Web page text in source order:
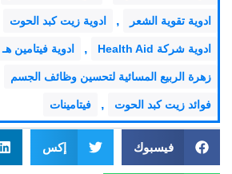
ادوية تقوية الشعر , ادوية زيت كبد الحوت
ادوية شركة Health Aid , ادوية فيتامين هـ
زهرة الربيع المسائية لتحسين وظائف الجسم
فوائد زيت كبد الحوت , فيتامينات
فيسبوك إكس